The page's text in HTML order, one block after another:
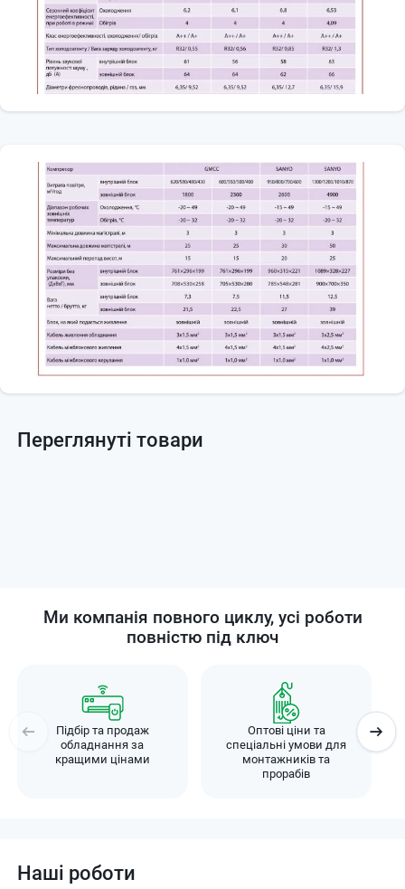
Переглянуті товари
Ми компанія повного циклу, усі роботи
повністю під ключ
Підбір та продаж
обладнання за
кращими цінами
Оптові ціни та
спеціальні умови для
монтажників та
прорабів
Наші роботи